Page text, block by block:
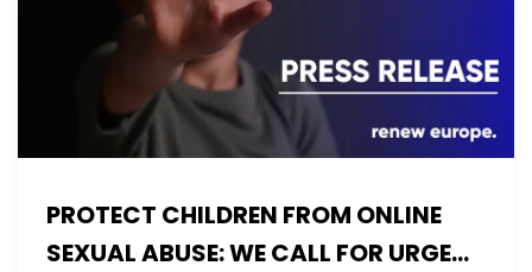
PROTECT CHILDREN FROM ONLINE
SEXUAL ABUSE: WE CALL FOR URGENT